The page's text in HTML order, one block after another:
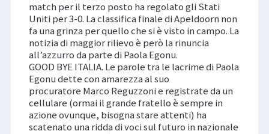
match per il terzo posto ha regolato gli Stati
Uniti per 3-0. La classifica finale di Apeldoorn non
fa una grinza per quello che si è visto in campo. La
notizia di maggior rilievo è però la rinuncia
all’azzurro da parte di Paola Egonu.
GOOD BYE ITALIA. Le parole tra le lacrime di Paola
Egonu dette con amarezza al suo
procuratore Marco Reguzzoni e registrate da un
cellulare (ormai il grande fratello è sempre in
azione ovunque, bisogna stare attenti) ha
scatenato una ridda di voci sul futuro in nazionale